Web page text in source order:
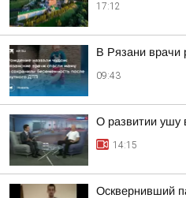
17:12
В Рязани врачи
09:43
О развитии ушу
14:15
Осквернивший